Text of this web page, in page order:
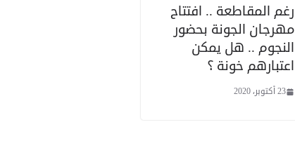
رغم المقاطعة .. افتتاح
مهرجان الجونة بحضور
النجوم .. هل يمكن
اعتبارهم خونة ؟
23 أكتوبر، 2020